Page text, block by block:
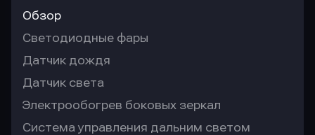
Обзор
Светодиодные фары
Датчик дождя
Датчик света
Электрообогрев боковых зеркал
Система управления дальним светом